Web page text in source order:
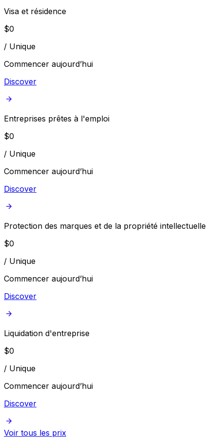
Visa et résidence
$0
/ Unique
Commencer aujourd’hui
Discover
Entreprises prêtes à l'emploi
$0
/ Unique
Commencer aujourd’hui
Discover
Protection des marques et de la propriété intellectuelle
$0
/ Unique
Commencer aujourd’hui
Discover
Liquidation d'entreprise
$0
/ Unique
Commencer aujourd’hui
Discover
Voir tous les prix